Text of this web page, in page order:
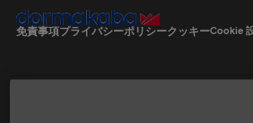
免責事項プライバシーポリシークッキーCookie